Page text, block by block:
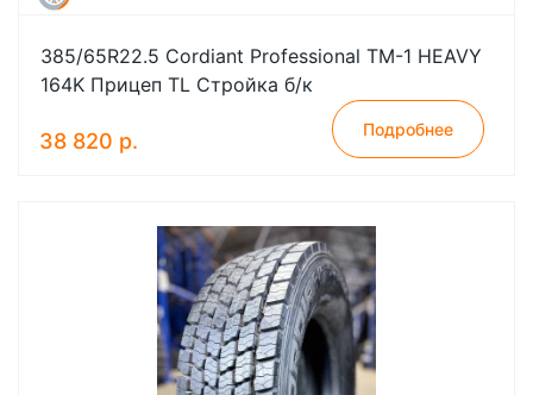
385/65R22.5 Cordiant Professional TM-1 HEAVY
164K Прицеп TL Стройка б/к
38 820 р. Подробнее